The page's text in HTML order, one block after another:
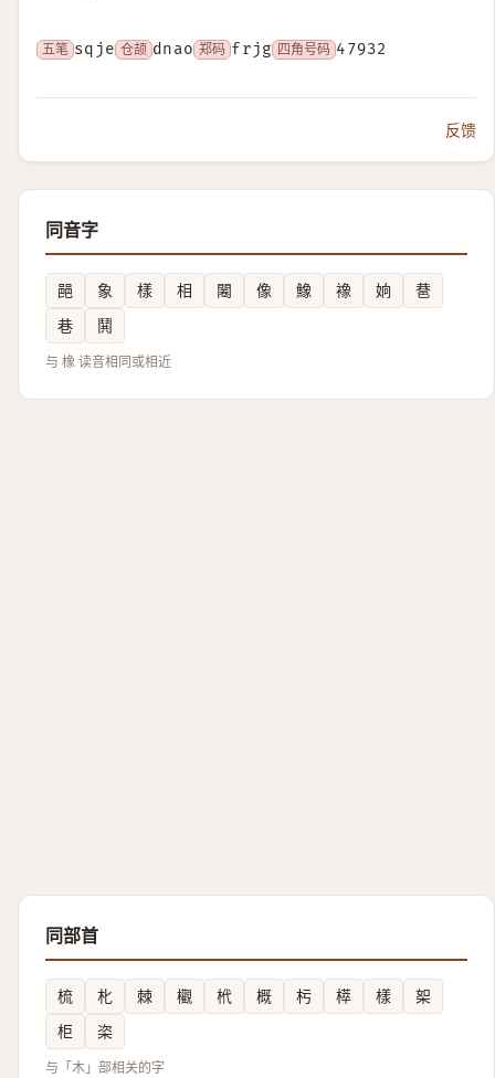
五笔 sqje 仓颉 dnao 郑码 frjg 四角号码 47932
反馈
同音字
䣈 象 樣 相 闂 像 鱌 襐 姠
䢽
巷
鬨
与 橡 读音相同或相近
同部首
梳 朼 棘 欟 㭖 概 杇 㯜 樣
桇
柜
栥
与「木」部相关的字